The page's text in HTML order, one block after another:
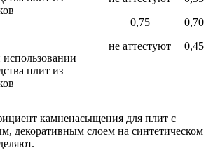
плит из
0,75
не аттестуют
0,70
0,45
камненасыщения для плит с
декоративным слоем на синтетическом